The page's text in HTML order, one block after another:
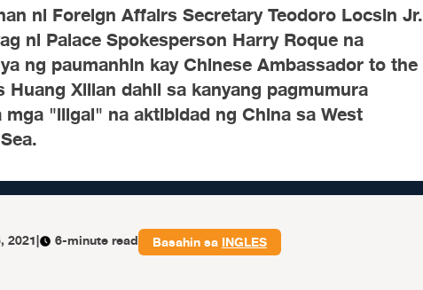
ni Foreign Affairs Secretary Teodoro Locsin Jr.
ni Palace Spokesperson Harry Roque na
ng paumanhin kay Chinese Ambassador to the
Huang Xilian dahil sa kanyang pagmumura
"iligal" na aktibidad ng China sa West
2021| 6-minute read Basahin saINGLES